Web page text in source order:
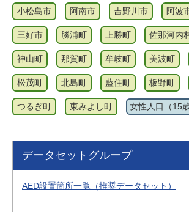
小松島市 阿南市 吉野川市 阿波
三好市 勝浦町 上勝町 佐那河内
神山町 那賀町 牟岐町 美波町
松茂町 北島町 藍住町 板野町
つるぎ町 東みよし町 女性人口（15
データセットグループ
AED設置箇所一覧（推奨データセット）